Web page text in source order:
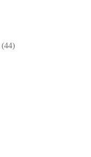
(44)